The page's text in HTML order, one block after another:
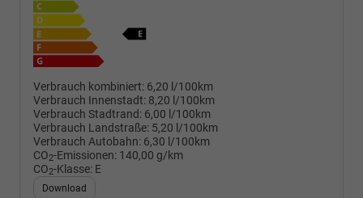
Verbrauch kombiniert: 6,20 l/100km
Verbrauch Innenstadt: 8,20 l/100km
Verbrauch Stadtrand: 6,00 l/100km
Verbrauch Landstraße: 5,20 l/100km
Verbrauch Autobahn: 6,30 l/100km
CO2-Emissionen: 140,00 g/km
CO2-Klasse: E
Download